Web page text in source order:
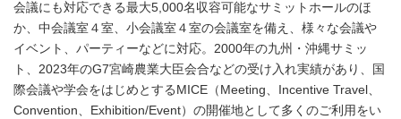
会議にも対応できる最大5,000名収容可能なサミットホールのほ
か、中会議室４室、小会議室４室の会議室を備え、様々な会議や
イベント、パーティーなどに対応。2000年の九州・沖縄サミッ
ト、2023年のG7宮崎農業大臣会合などの受け入れ実績があり、国
際会議や学会をはじめとするMICE（Meeting、Incentive Travel、
Convention、Exhibition/Event）の開催地として多くのご利用をい